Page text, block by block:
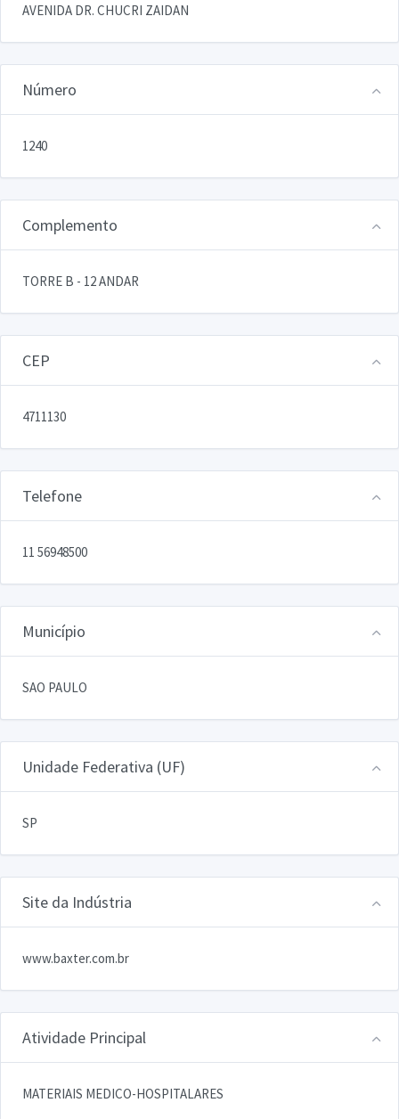
AVENIDA DR. CHUCRI ZAIDAN
Número
1240
Complemento
TORRE B - 12 ANDAR
CEP
4711130
Telefone
11 56948500
Município
SAO PAULO
Unidade Federativa (UF)
SP
Site da Indústria
www.baxter.com.br
Atividade Principal
MATERIAIS MEDICO-HOSPITALARES